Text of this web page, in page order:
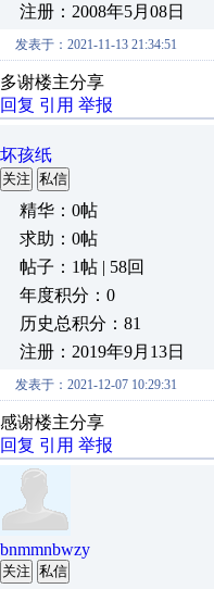
注册：2008年5月08日
发表于：2021-11-13 21:34:51
多谢楼主分享
回复 引用 举报
坏孩纸
关注 私信
精华：0帖
求助：0帖
帖子：1帖 | 58回
年度积分：0
历史总积分：81
注册：2019年9月13日
发表于：2021-12-07 10:29:31
感谢楼主分享
回复 引用 举报
bnmmnbwzy
关注 私信